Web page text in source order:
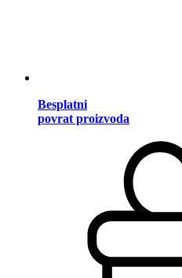
Besplatni
povrat proizvoda